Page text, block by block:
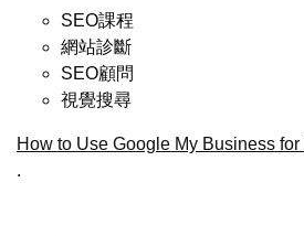
SEO課程
網站診斷
SEO顧問
視覺搜尋
How to Use Google My Business
.